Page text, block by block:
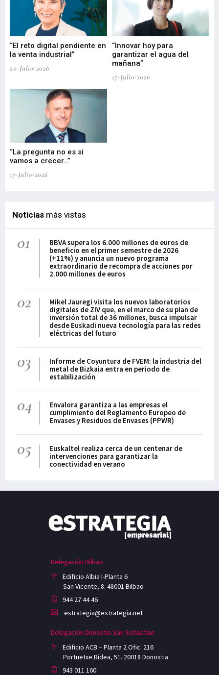
“El reto digital pendiente en
la venta industrial”
20-Julio-2026
“Innovar hoy para
garantizar el agua del
mañana”
17-Julio-2026
“La pregunta no es si
vamos a crecer…”
17-Julio-2026
Noticias más vistas
01
BBVA supera los 6.000 millones de euros de
beneficio en el primer semestre de 2026
(+11%) y anuncia un nuevo programa
extraordinario de recompra de acciones por
2.000 millones de euros
02
Mikel Jauregi visita los nuevos laboratorios
digitales de ZIV que, en el marco de su plan de
inversión total de 36 millones, busca impulsar
desde Euskadi nueva tecnología para las redes
eléctricas del futuro
03
Informe de Coyuntura de FVEM: la industria del
metal de Bizkaia entra en periodo de
estabilización
04
Envalora garantiza a las empresas el
cumplimiento del Reglamento Europeo de
Envases y Residuos de Envases (PPWR)
05
Euskaltel realiza cerca de un centenar de
intervenciones para garantizar la
conectividad en verano
Delegación Bilbao
Edificio Albia I-Planta 6
San Vicente, 8. 48001 Bilbao
944 27 44 46
estrategia@estrategia.net
Delegación Donostia-San Sebastian
Edificio ACB – Planta 2 Ofic. 216
Portuetxe Bidea, 51. 20018 Donostia
943 011 160